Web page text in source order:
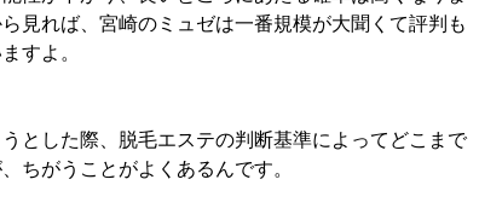
見れば、宮崎のミュゼは一番規模が大聞くて評判も
すよ。
とした際、脱毛エステの判断基準によってどこまで
ちがうことがよくあるんです。